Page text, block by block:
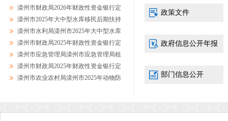
滦州市文
滦州环境
2026-07-07
期...
2026-05-15
滦州市财政局2026年财政性资金银行定
期...
2026-04-24
滦州市2025年大中型水库移民后期扶持
人...
2026-02-06
滦州市水利局滦州市2025年大中型水库
移...
2026-02-03
滦州市财政局2025年财政性资金银行定
期...
2025-12-23
滦州市应急管理局滦州市应急管理局租
用...
2025-12-10
滦州市财政局2025年财政性资金银行定
期...
滦州市农业农村局滦州市2025年动物防
政策文件
政府信息公开年报
部门信息公开